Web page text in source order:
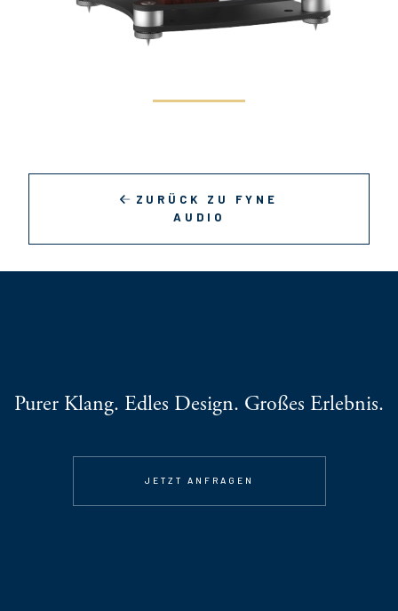
ZURÜCK ZU FYNE
AUDIO
Purer Klang. Edles Design. Großes Erlebnis.
JETZT ANFRAGEN